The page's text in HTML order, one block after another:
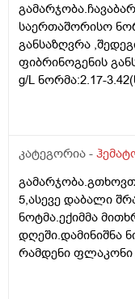
საერთაშორისო
განსაზღვრა
ფიბრინოგენის
g/L ნორმა:2.17-
3.9-6.3 სისხლის
ნორმაშია.რას
კატეგორია -
5,ასევე დაბალი
ნოტმა.ექიმმა
დღეში.დამინიშნა
რამდენი ფლაკონი
წერია გვერდზე